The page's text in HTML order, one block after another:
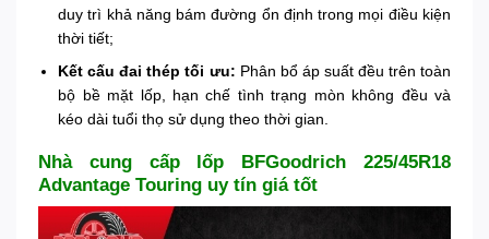
duy trì khả năng bám đường ổn định trong mọi điều kiện
thời tiết;
Kết cấu đai thép tối ưu: Phân bổ áp suất đều trên toàn
bộ bề mặt lốp, hạn chế tình trạng mòn không đều và
kéo dài tuổi thọ sử dụng theo thời gian.
Nhà cung cấp lốp BFGoodrich 225/45R18
Advantage Touring uy tín giá tốt